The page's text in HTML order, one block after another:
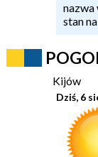
nazwa
stan
Kijów
Dziś, 6